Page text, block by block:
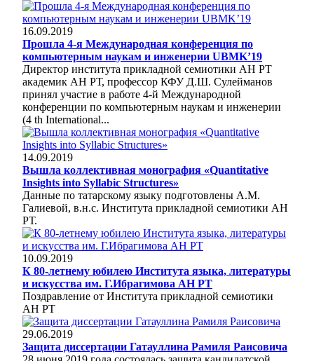
16.09.2019
Прошла 4-я Международная конференция по
компьютерным наукам и инженерии UBMK’19
Директор института прикладной семиотики АН РТ
академик АН РТ, профессор КФУ Д.Ш. Сулейманов
принял участие в работе 4-й Международной
конференции по компьютерным наукам и инженерии
(4 th International...
14.09.2019
Вышла коллективная монография «Quantitative
Insights into Syllabic Structures»
Данные по татарскому языку подготовлены А.М.
Галиевой, в.н.с. Института прикладной семиотики АН
РТ.
10.09.2019
К 80-летнему юбилею Института языка, литературы
и искусства им. Г.Ибрагимова АН РТ
Поздравление от Института прикладной семиотики
АН РТ
29.06.2019
Защита диссертации Гатауллина Рамиля Раисовича